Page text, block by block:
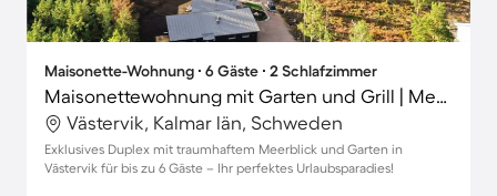
Maisonette-Wohnung ∙ 6 Gäste ∙ 2 Schlafzimmer
Maisonettewohnung mit Garten und Grill | Meerblick
Västervik, Kalmar län, Schweden
Exklusives Duplex mit traumhaftem Meerblick und Garten in
Västervik für bis zu 6 Gäste – Ihr perfektes Urlaubsparadies!